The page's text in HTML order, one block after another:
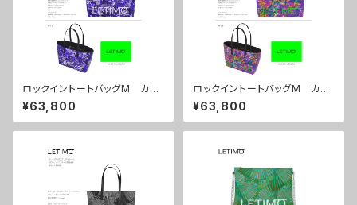
ロックイントートバッグM カラ
ー/プロポーズパープル ■配
送まで約１か月
¥63,800
ロックイントートバッグM カラ
ー/リーフスパープル ■配送ま
で約１か月
¥63,800